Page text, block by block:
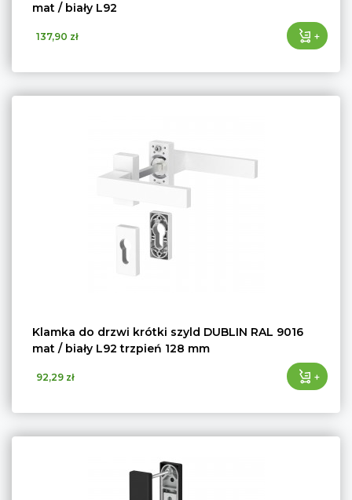
mat / biały L92
137,90 zł +
Klamka do drzwi krótki szyld DUBLIN RAL 9016
mat / biały L92 trzpień 128 mm
92,29 zł +